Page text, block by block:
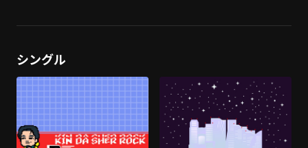
シングル